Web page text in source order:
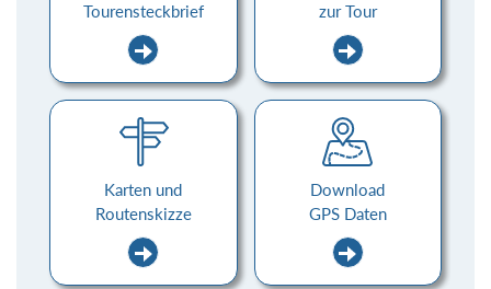
Tourensteckbrief
zur Tour
Karten und
Routenskizze
Download
GPS Daten